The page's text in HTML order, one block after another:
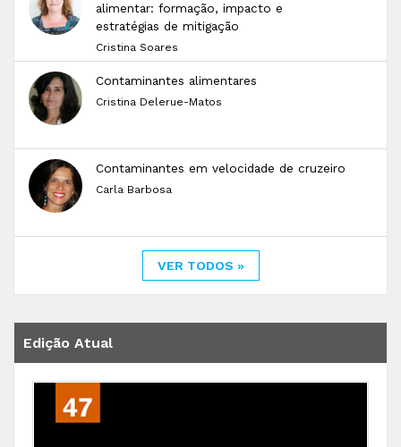
alimentar: formação, impacto e
estratégias de mitigação
Cristina Soares
Contaminantes alimentares
Cristina Delerue-Matos
Contaminantes em velocidade de cruzeiro
Carla Barbosa
VER TODOS »
Edição Atual